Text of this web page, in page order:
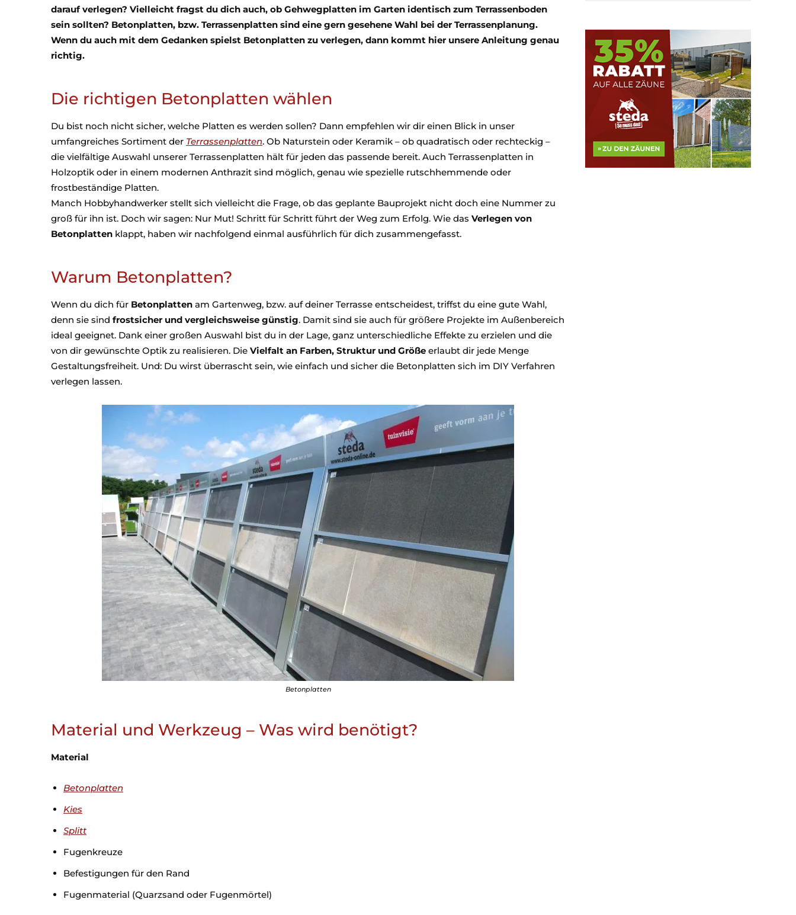
darauf verlegen? Vielleicht fragst du dich auch, ob Gehwegplatten im Garten identisch zum Terrassenboden
sein sollten? Betonplatten, bzw. Terrassenplatten sind eine gern gesehene Wahl bei der Terrassenplanung.
Wenn du auch mit dem Gedanken spielst Betonplatten zu verlegen, dann kommt hier unsere Anleitung genau
richtig.
Die richtigen Betonplatten wählen
Du bist noch nicht sicher, welche Platten es werden sollen? Dann empfehlen wir dir einen Blick in unser
umfangreiches Sortiment der Terrassenplatten. Ob Naturstein oder Keramik – ob quadratisch oder rechteckig –
die vielfältige Auswahl unserer Terrassenplatten hält für jeden das passende bereit. Auch Terrassenplatten in
Holzoptik oder in einem modernen Anthrazit sind möglich, genau wie spezielle rutschhemmende oder
frostbeständige Platten.
Manch Hobbyhandwerker stellt sich vielleicht die Frage, ob das geplante Bauprojekt nicht doch eine Nummer zu
groß für ihn ist. Doch wir sagen: Nur Mut! Schritt für Schritt führt der Weg zum Erfolg. Wie das Verlegen von
Betonplatten klappt, haben wir nachfolgend einmal ausführlich für dich zusammengefasst.
Warum Betonplatten?
Wenn du dich für Betonplatten am Gartenweg, bzw. auf deiner Terrasse entscheidest, triffst du eine gute Wahl,
denn sie sind frostsicher und vergleichsweise günstig. Damit sind sie auch für größere Projekte im Außenbereich
ideal geeignet. Dank einer großen Auswahl bist du in der Lage, ganz unterschiedliche Effekte zu erzielen und die
von dir gewünschte Optik zu realisieren. Die Vielfalt an Farben, Struktur und Größe erlaubt dir jede Menge
Gestaltungsfreiheit. Und: Du wirst überrascht sein, wie einfach und sicher die Betonplatten sich im DIY Verfahren
verlegen lassen.
Betonplatten
Material und Werkzeug – Was wird benötigt?
Material
Betonplatten
Kies
Splitt
Fugenkreuze
Befestigungen für den Rand
Fugenmaterial (Quarzsand oder Fugenmörtel)